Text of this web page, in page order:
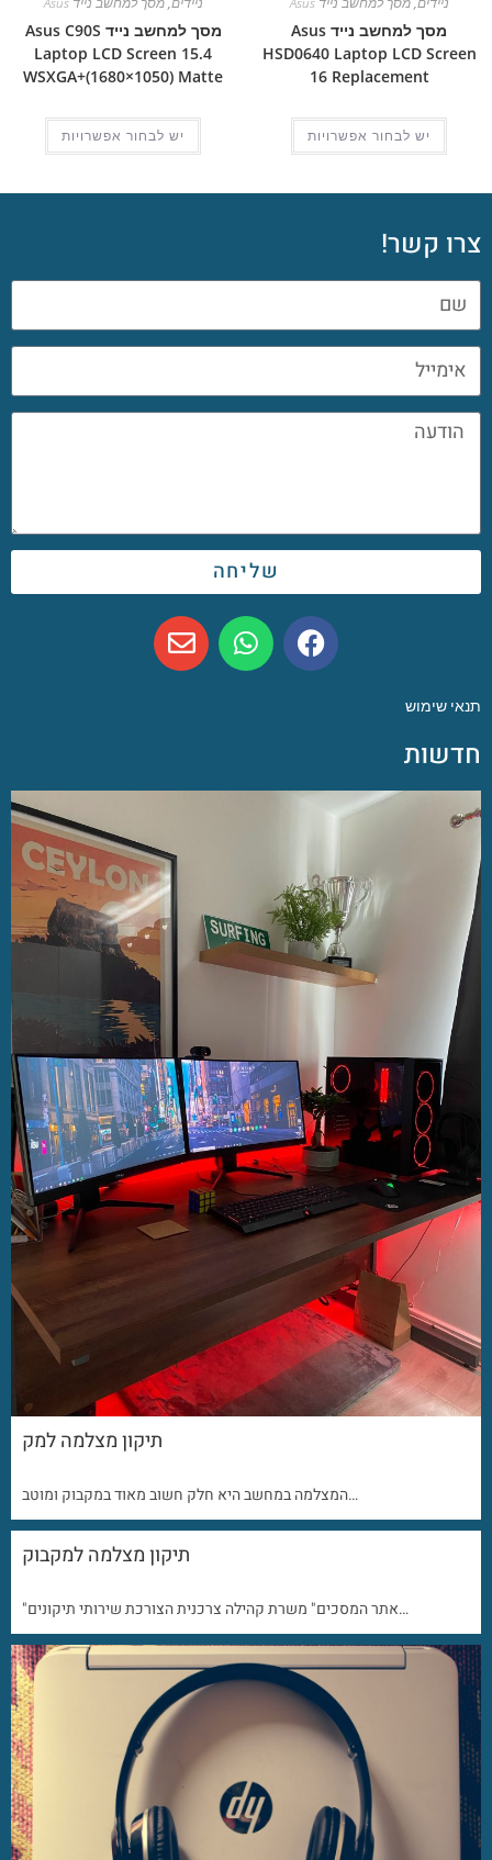
מסך למחשב נייד Asus
HSD0640 Laptop LCD Screen
16 Replacement
יש לבחור אפשרויות
מסך למחשב נייד Asus C90S
Laptop LCD Screen 15.4
WSXGA+(1680×1050) Matte
יש לבחור אפשרויות
צרו קשר!
שליחה
תנאי שימוש
חדשות
תיקון מצלמה למק
המצלמה במחשב היא חלק חשוב מאוד במקבוק ומוטב…
תיקון מצלמה למקבוק
"אתר המסכים" משרת קהילה צרכנית הצורכת שירותי תיקונים…